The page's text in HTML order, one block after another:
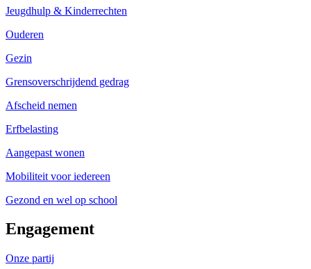
Jeugdhulp & Kinderrechten
Ouderen
Gezin
Grensoverschrijdend gedrag
Afscheid nemen
Erfbelasting
Aangepast wonen
Mobiliteit voor iedereen
Gezond en wel op school
Engagement
Onze partij